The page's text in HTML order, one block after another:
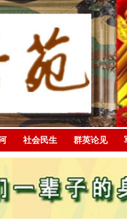
社会民生 群英论见